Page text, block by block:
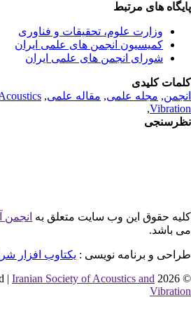
های مرتبط
وزارت علوم، تحقیقات و فناوری
کمیسیون انجمن های علمی ایران
شورای انجمن های علمی ایران
کلیدی
,مجله علمی, مقاله علمی,
Acoustics
,
,
حقوق این وب سایت متعلق بهانجمن
باشد.
و برنامه نویسی : یکتاوب افزار شرق
©
Iranian Society of Acoustics and